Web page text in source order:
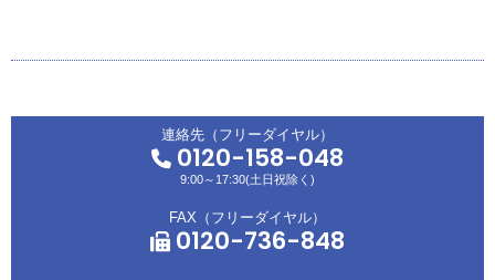
連絡先（フリーダイヤル）
0120-158-048
9:00～17:30(土日祝除く)
FAX（フリーダイヤル）
0120-736-848